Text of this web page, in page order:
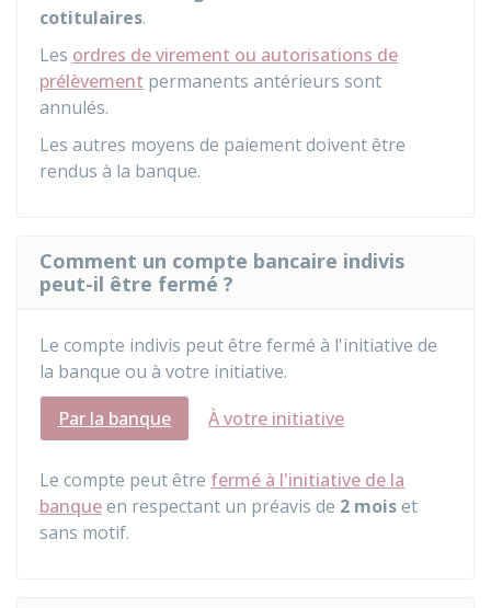
cotitulaires.
Les ordres de virement ou autorisations de
prélèvement permanents antérieurs sont
annulés.
Les autres moyens de paiement doivent être
rendus à la banque.
Comment un compte bancaire indivis
peut-il être fermé ?
Le compte indivis peut être fermé à l'initiative de
la banque ou à votre initiative.
Par la banque
À votre initiative
Le compte peut être fermé à l'initiative de la
banqueen respectant un préavis de 2 moiset
sans motif.